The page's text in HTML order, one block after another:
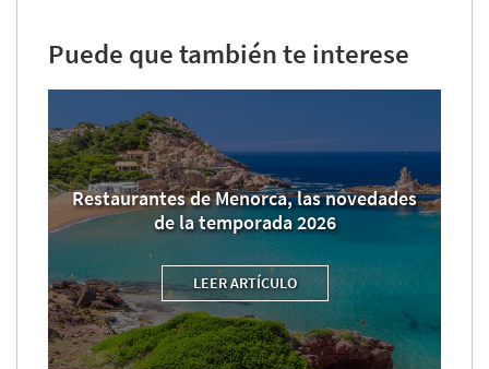
Puede que también te interese
Restaurantes de Menorca, las novedades
de la temporada 2026
LEER ARTÍCULO